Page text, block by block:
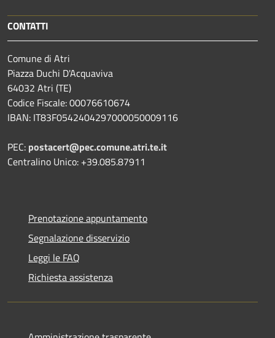
CONTATTI
Comune di Atri
Piazza Duchi D'Acquaviva
64032 Atri (TE)
Codice Fiscale: 00076610674
IBAN: IT83F0542404297000050009116
PEC: postacert@pec.comune.atri.te.it
Centralino Unico: +39.085.87911
Prenotazione appuntamento
Segnalazione disservizio
Leggi le FAQ
Richiesta assistenza